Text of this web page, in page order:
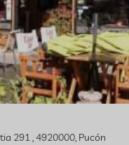
291 , 4920000, Pucón